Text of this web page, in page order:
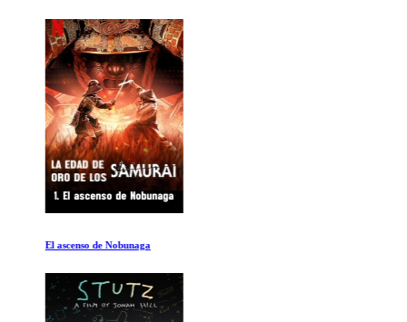
El ascenso de Nobunaga